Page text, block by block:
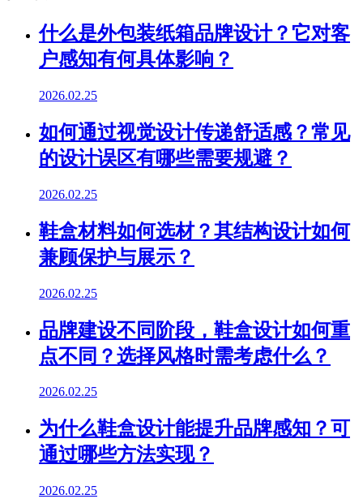
什么是外包装纸箱品牌设计？它对客
户感知有何具体影响？
2026.02.25
如何通过视觉设计传递舒适感？常见
的设计误区有哪些需要规避？
2026.02.25
鞋盒材料如何选材？其结构设计如何
兼顾保护与展示？
2026.02.25
品牌建设不同阶段，鞋盒设计如何重
点不同？选择风格时需考虑什么？
2026.02.25
为什么鞋盒设计能提升品牌感知？可
通过哪些方法实现？
2026.02.25